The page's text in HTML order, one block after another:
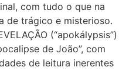
com tudo o que na
de trágico e misterioso.
(“apokálypsis”)
de João”, com
de leitura inerentes